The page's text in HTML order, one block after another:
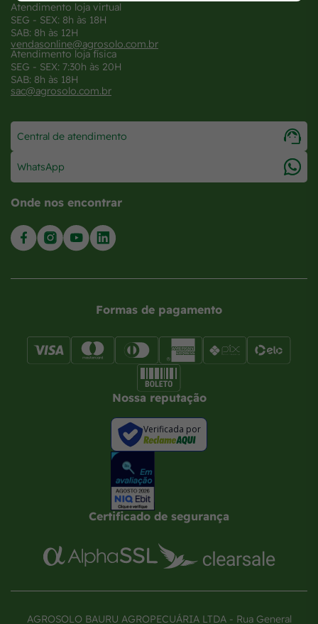
Atendimento loja virtual
SEG - SEX: 8h às 18H
SAB: 8h às 12H
vendasonline@agrosolo.com.br
Atendimento loja física
SEG - SEX: 7:30h às 20H
SAB: 8h às 18H
sac@agrosolo.com.br
Central de atendimento
WhatsApp
Onde nos encontrar
Formas de pagamento
Nossa reputação
Verificada por
Certificado de segurança
AGROSOLO BAURU AGROPECUÁRIA LTDA - Rua General